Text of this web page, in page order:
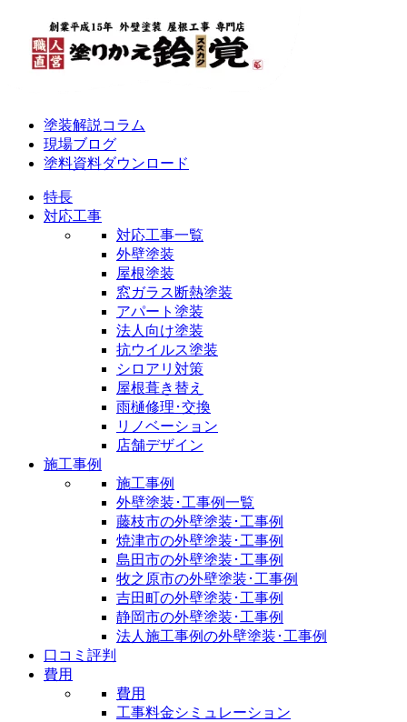
塗装解説コラム
現場ブログ
塗料資料ダウンロード
特長
対応工事
対応工事一覧
外壁塗装
屋根塗装
窓ガラス断熱塗装
アパート塗装
法人向け塗装
抗ウイルス塗装
シロアリ対策
屋根葺き替え
雨樋修理･交換
リノベーション
店舗デザイン
施工事例
施工事例
外壁塗装･工事例一覧
藤枝市の外壁塗装･工事例
焼津市の外壁塗装･工事例
島田市の外壁塗装･工事例
牧之原市の外壁塗装･工事例
吉田町の外壁塗装･工事例
静岡市の外壁塗装･工事例
法人施工事例の外壁塗装･工事例
口コミ評判
費用
費用
工事料金シミュレーション